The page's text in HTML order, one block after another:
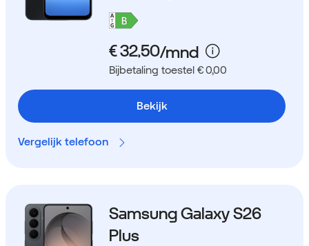
Bijbetaling toestel € 0,00
Bekijk
Vergelijk telefoon
Samsung Galaxy S26
Plus